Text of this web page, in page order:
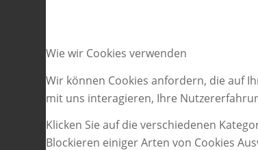
Wie wir Cookies verwenden
Wir können Cookies anfordern, die auf
mit uns interagieren, Ihre
Klicken Sie auf die verschiedenen
Blockieren einiger Arten von Cookies